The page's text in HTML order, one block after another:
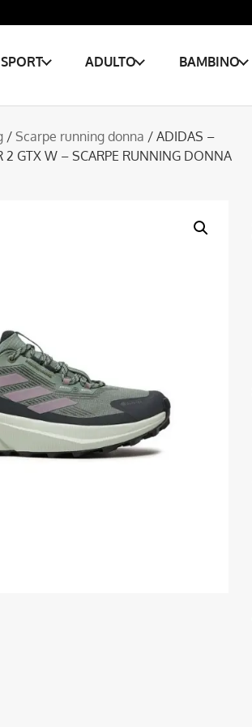
SPORT ADULTO BAMBINO
/ Scarpe running donna / ADIDAS –
2 GTX W – SCARPE RUNNING DONNA